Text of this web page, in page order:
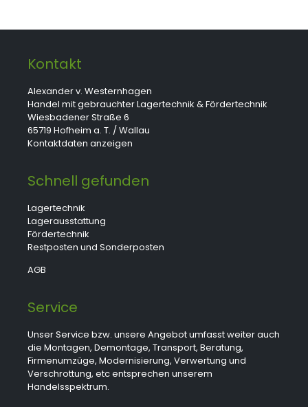
Kontakt
Alexander v. Westernhagen
Handel mit gebrauchter Lagertechnik & Fördertechnik
Wiesbadener Straße 6
65719 Hofheim a. T. / Wallau
Kontaktdaten anzeigen
Schnell gefunden
Lagertechnik
Lagerausstattung
Fördertechnik
Restposten und Sonderposten
AGB
Service
Unser Service bzw. unsere Angebot umfasst weiter auch
die Montagen, Demontage, Transport, Beratung,
Firmenumzüge, Modernisierung, Verwertung und
Verschrottung, etc entsprechen unserem
Handelsspektrum.